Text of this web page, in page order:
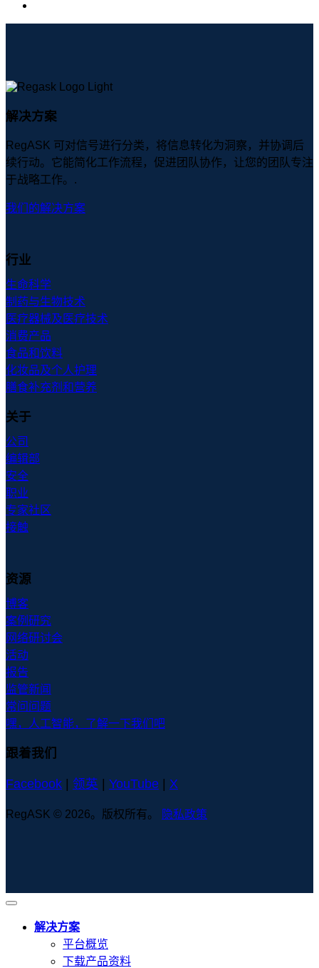
解决方案
RegASK 可对信号进行分类，将信息转化为洞察，并协调后
续行动。它能简化工作流程，促进团队协作，让您的团队专注
于战略工作。.
我们的解决方案
行业
生命科学
制药与生物技术
医疗器械及医疗技术
消费产品
食品和饮料
化妆品及个人护理
膳食补充剂和营养
关于
公司
编辑部
安全
职业
专家社区
接触
资源
博客
案例研究
网络研讨会
活动
报告
监管新闻
常问问题
嘿，人工智能，了解一下我们吧
跟着我们
Facebook | 领英 | YouTube | X
RegASK © 2026。版权所有。 隐私政策
解决方案
平台概览
下载产品资料